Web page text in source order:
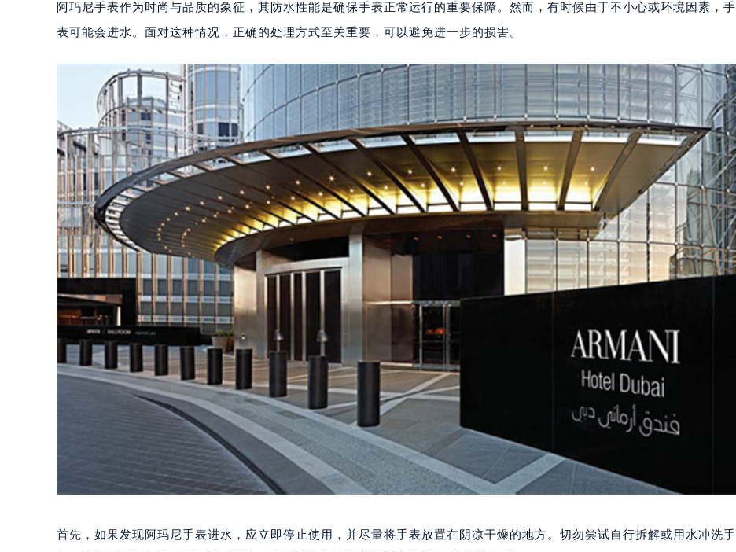
阿玛尼手表作为时尚与品质的象征，其防水性能是确保手表正常运行的重要保障。然而，有时候由于不小心或环境因素，手
表可能会进水。面对这种情况，正确的处理方式至关重要，可以避免进一步的损害。
首先，如果发现阿玛尼手表进水，应立即停止使用，并尽量将手表放置在阴凉干燥的地方。切勿尝试自行拆解或用水冲洗手